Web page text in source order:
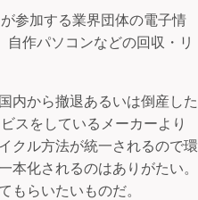
参加する業界団体の電子情
自作パソコンなどの回収・リ
内から撤退あるいは倒産した
スをしているメーカーより
クル方法が統一されるので環
本化されるのはありがたい。
もらいたいものだ。